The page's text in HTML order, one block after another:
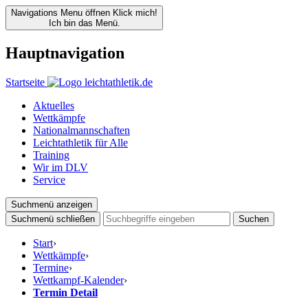
Navigations Menu öffnen Klick mich!
Ich bin das Menü.
Hauptnavigation
Startseite
Aktuelles
Wettkämpfe
Nationalmannschaften
Leichtathletik für Alle
Training
Wir im DLV
Service
Suchmenü anzeigen
Suchmenü schließen
Suchen
Start›
Wettkämpfe›
Termine›
Wettkampf-Kalender›
Termin Detail